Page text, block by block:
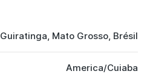
Guiratinga, Mato Grosso, Brésil
America/Cuiaba